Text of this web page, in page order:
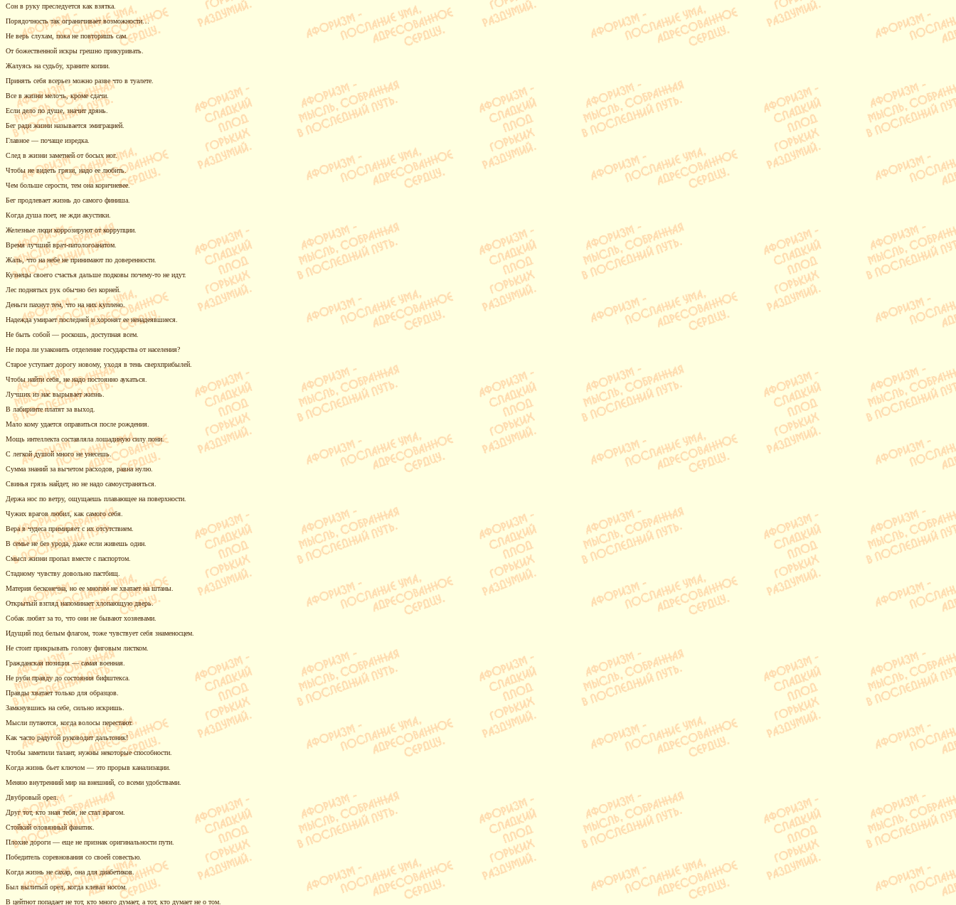
Сон в руку преследуется как взятка.
Порядочность так ограничивает возможности…
Не верь слухам, пока не повторишь сам.
От божественной искры грешно прикуривать.
Жалуясь на судьбу, храните копии.
Принять себя всерьез можно разве что в туалете.
Все в жизни мелочь, кроме сдачи.
Если дело по душе, значит дрянь.
Бег ради жизни называется эмиграцией.
Главное — почаще изредка.
След в жизни заметней от босых ног.
Чтобы не видеть грязи, надо ее любить.
Чем больше серости, тем она коричневее.
Бег продлевает жизнь до самого финиша.
Когда душа поет, не жди акустики.
Железные люди коррозируют от коррупции.
Время лучший врач-патологоанатом
Жаль, что на небе не принимают по доверенности.
Кузнецы своего счастья дальше подковы почему-то не идут.
Лес поднятых рук обычно без корней.
Деньги пахнут тем, что на них куплено.
Надежда умирает последней и хоронят ее ненадеявшиеся.
Не быть собой — роскошь, доступная всем.
Не пора ли узаконить отделение государства от населения?
Старое уступает дорогу новому, уходя в тень сверхприбылей.
Чтобы найти себя, не надо постоянно аукаться.
Лучших из нас вырывает жизнь.
В лабиринте платят за выход.
Мало кому удается оправиться после рождения.
Мощь интеллекта составляла лошадиную силу пони.
С легкой душой много не унесешь.
Сумма знаний за вычетом расходов, равна нулю.
Свинья грязь найдет, но не надо самоустраняться.
Держа нос по ветру, ощущаешь плавающее на поверхности.
Чужих врагов любил, как самого себя.
Вера в чудеса примиряет с их отсутствием.
В семье не без урода, даже если живешь один.
Смысл жизни пропал вместе с паспортом.
Стадному чувству довольно пастбищ.
Материя бесконечна, но ее многим не хватает на штаны.
Открытый взгляд напоминает хлопающую дверь.
Собак любят за то, что они не бывают хозяевами.
Идущий под белым флагом, тоже чувствует себя знаменосцем.
Не стоит прикрывать голову фиговым листком.
Гражданская позиция — самая военная.
Не руби правду до состояния бифштекса.
Правды хватает только для образцов.
Замкнувшись на себе, сильно искришь.
Мысли путаются, когда волосы перестают.
Как часто радугой руководит дальтоник!
Чтобы заметили талант, нужны некоторые способности.
Когда жизнь бьет ключом — это прорыв канализации.
Меняю внутренний мир на внешний, со всеми удобствами.
Двубровый орел.
Друг тот, кто зная тебя, не стал врагом.
Стойкий оловянный фанатик.
Плохие дороги — еще не признак оригинальности пути.
Победитель соревнования со своей совестью.
Когда жизнь не сахар, она для диабетиков.
Был вылитый орел, когда клевал носом.
В цейтнот попадает не тот, кто много думает, а тот, кто думает не о том.